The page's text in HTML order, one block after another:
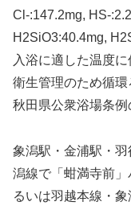
Cl-:147.2mg, HS-
H2SiO3:40.4mg,
入浴に適した温度
衛生管理のため循環
秋田県公衆浴場条
象潟駅・金浦駅・羽
潟線で「蚶満寺前
るいは羽越本線・